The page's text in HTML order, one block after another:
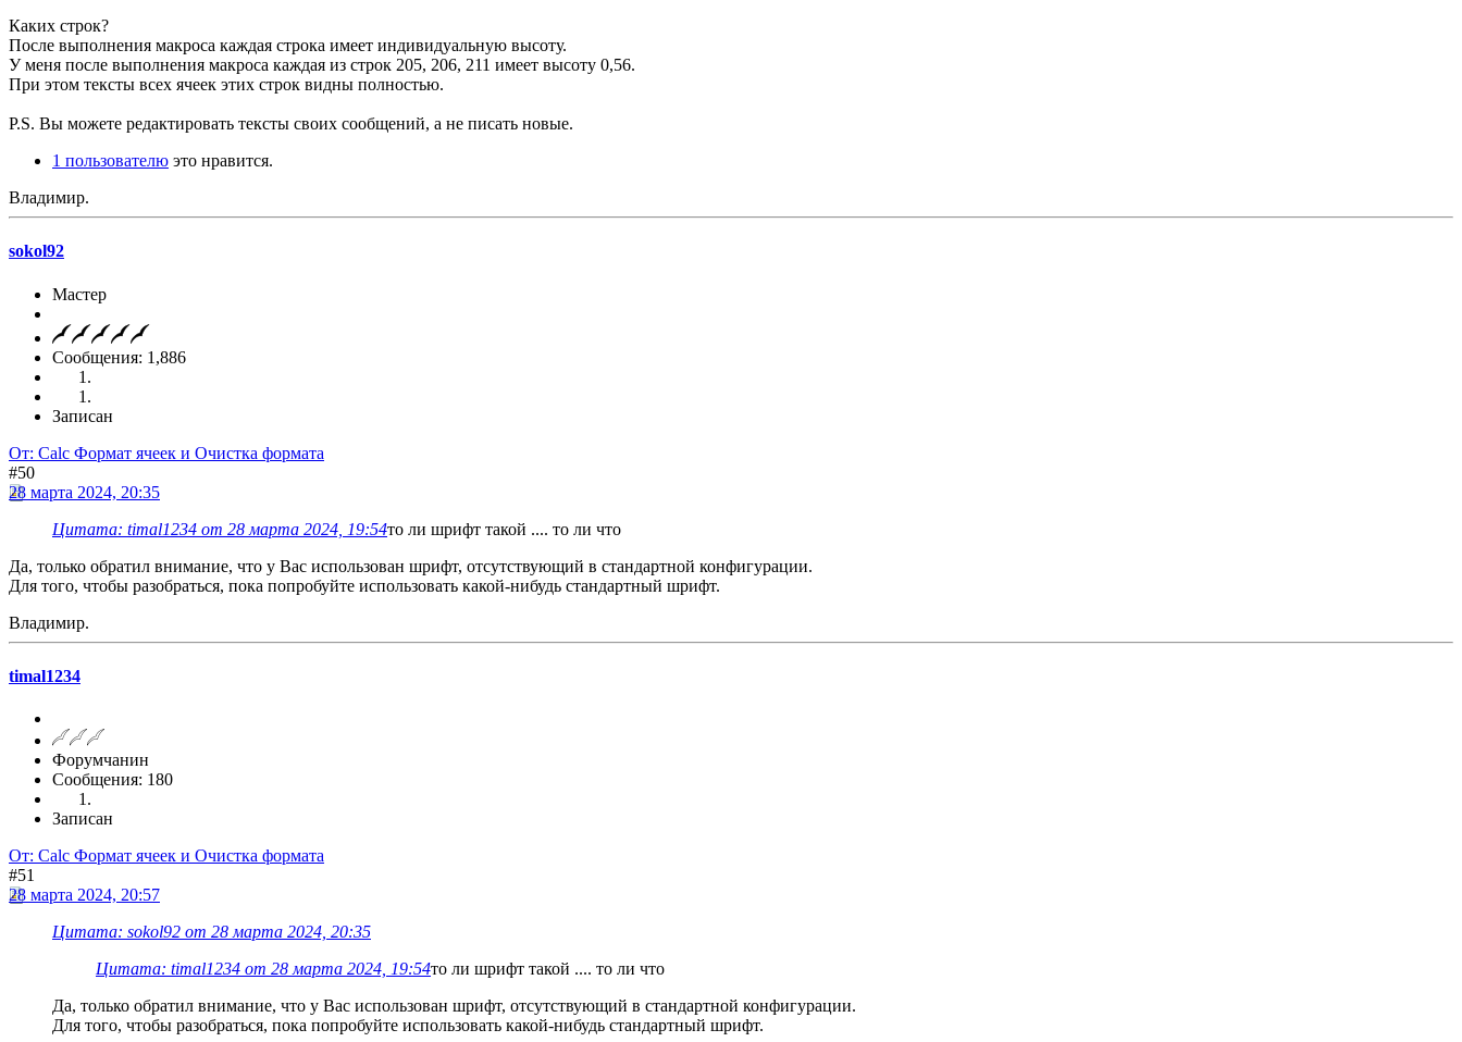
Каких строк?
После выполнения макроса каждая строка имеет индивидуальную высоту.
У меня после выполнения макроса каждая из строк 205, 206, 211 имеет высоту 0,56.
При этом тексты всех ячеек этих строк видны полностью.
P.S. Вы можете редактировать тексты своих сообщений, а не писать новые.
1 пользователю это нравится.
Владимир.
sokol92
Мастер
Сообщения: 1,886
Записан
От: Calc Формат ячеек и Очистка формата
#50
28 марта 2024, 20:35
Цитата: timal1234 от 28 марта 2024, 19:54то ли шрифт такой .... то ли что
Да, только обратил внимание, что у Вас использован шрифт, отсутствующий в стандартной конфигурации.
Для того, чтобы разобраться, пока попробуйте использовать какой-нибудь стандартный шрифт.
Владимир.
timal1234
Форумчанин
Сообщения: 180
Записан
От: Calc Формат ячеек и Очистка формата
#51
28 марта 2024, 20:57
Цитата: sokol92 от 28 марта 2024, 20:35
Цитата: timal1234 от 28 марта 2024, 19:54то ли шрифт такой .... то ли что
Да, только обратил внимание, что у Вас использован шрифт, отсутствующий в стандартной конфигурации.
Для того, чтобы разобраться, пока попробуйте использовать какой-нибудь стандартный шрифт.